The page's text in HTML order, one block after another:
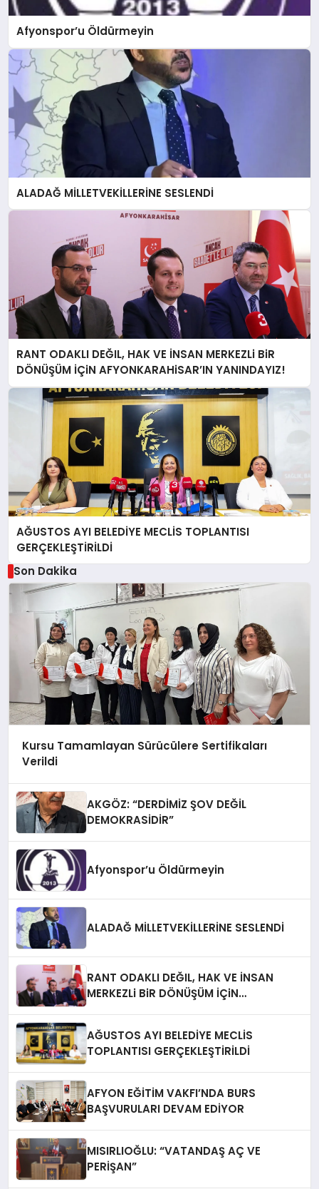
Afyonspor’u Öldürmeyin
ALADAĞ MİLLETVEKİLLERİNE SESLENDİ
RANT ODAKLI DEĞIL, HAK VE İNSAN MERKEZLi BiR
DÖNÜŞÜM İÇiN AFYONKARAHiSAR’IN YANINDAYIZ!
AĞUSTOS AYI BELEDİYE MECLİS TOPLANTISI
GERÇEKLEŞTİRİLDİ
Son Dakika
Kursu Tamamlayan Sürücülere Sertifikaları
Verildi
AKGÖZ: “DERDİMİZ ŞOV DEĞİL
DEMOKRASİDİR”
Afyonspor’u Öldürmeyin
ALADAĞ MİLLETVEKİLLERİNE SESLENDİ
RANT ODAKLI DEĞIL, HAK VE İNSAN
MERKEZLi BiR DÖNÜŞÜM İÇiN
AĞUSTOS AYI BELEDİYE MECLİS
TOPLANTISI GERÇEKLEŞTİRİLDİ
AFYON EĞİTİM VAKFI’NDA BURS
BAŞVURULARI DEVAM EDİYOR
MISIRLIOĞLU: “VATANDAŞ AÇ VE
PERİŞAN”